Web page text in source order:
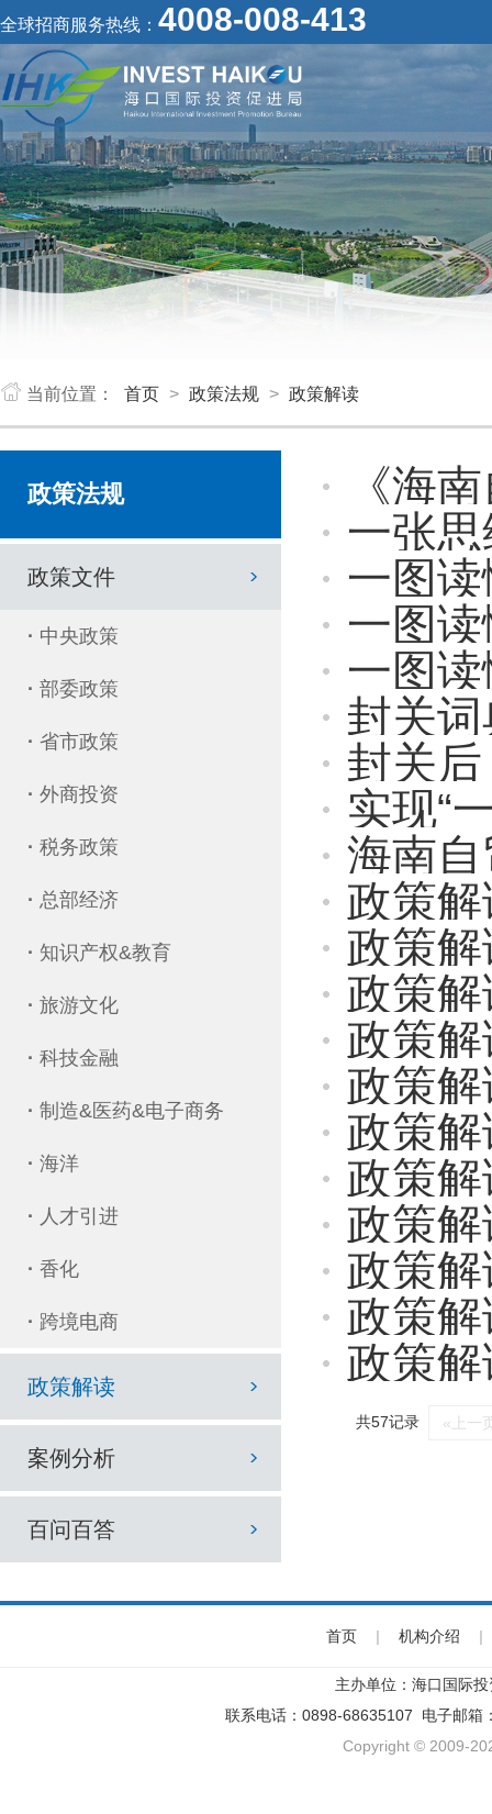
全球招商服务热线： 4008-008-413
当前位置： 首页 > 政策法规 > 政策解读
政策法规
政策文件
· 中央政策
· 部委政策
· 省市政策
· 外商投资
· 税务政策
· 总部经济
· 知识产权&教育
· 旅游文化
· 科技金融
· 制造&医药&电子商务
· 海洋
· 人才引进
· 香化
· 跨境电商
政策解读
案例分析
百问百答
《海南
一张思维导
一图读懂
一图
一图
封关
封关
实现“
海南自
政策解读
政策解
政策解读 |
政策解
政策解
政策解
政策解
政策
政策解读 |
政策解读 |
政策解读 |
共57记录 «上一
首页 | 机构介绍 |
主办单位：海口国际
联系电话：0898-68635107 电子邮箱
Copyright © 2009-